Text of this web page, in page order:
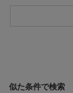
似た条件で検索